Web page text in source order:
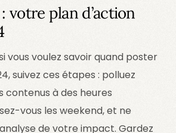
votre plan d’action
vous voulez savoir quand poster
suivez ces étapes : polluez
contenus à des heures
vous les weekend, et ne
de votre impact. Gardez